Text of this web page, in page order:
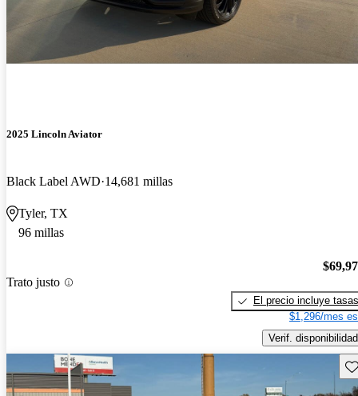
2025 Lincoln Aviator
Black Label AWD 14,681 millas
Tyler, TX
96 millas
Trato justo
El precio incluye tasas
$1,296/mes
Verif. disponibilidad